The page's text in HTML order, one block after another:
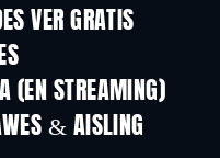
VER GRATIS
TV
(EN STREAMING)
2
& AISLING